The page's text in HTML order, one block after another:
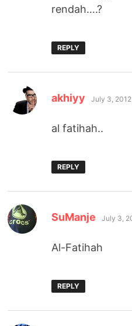
rendah….?
REPLY
akhiyy says:
July 3,
al fatihah..
REPLY
SuManje says:
July 3,
Al-Fatihah
REPLY